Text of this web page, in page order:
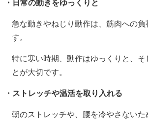
・日常の動きをゆっくりと
急な動きやねじり動作は、筋肉への負
す。
特に寒い時期、動作はゆっくりと、そ
とが大切です。
・ストレッチや温活を取り入れる
朝のストレッチや、腰を冷やさないた